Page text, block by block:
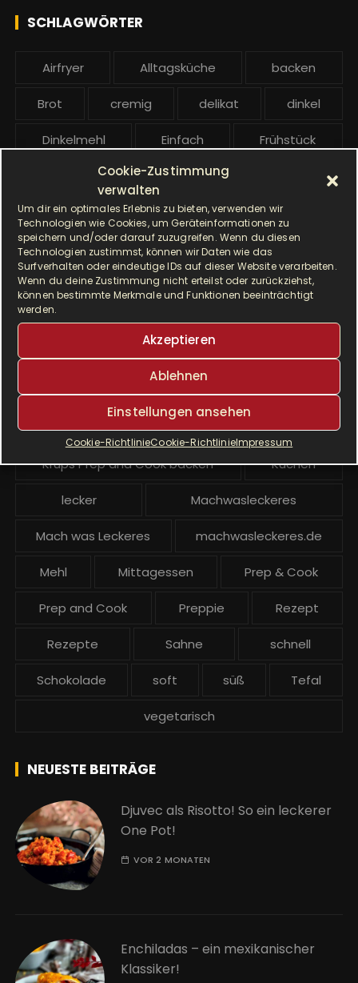
Cookie-Zustimmung
verwalten
Um dir ein optimales Erlebnis zu bieten, verwenden wir
Technologien wie Cookies, um Geräteinformationen zu
speichern und/oder darauf zuzugreifen. Wenn du diesen
Technologien zustimmst, können wir Daten wie das
Surfverhalten oder eindeutige IDs auf dieser Website verarbeiten.
Wenn du deine Zustimmung nicht erteilst oder zurückziehst,
können bestimmte Merkmale und Funktionen beeinträchtigt
werden.
Akzeptieren
Ablehnen
Einstellungen ansehen
Cookie-RichtlinieCookie-RichtlinieImpressum
:
e SCHLAGWÖRTER
Airfryer Alltagsküche backen
Brot cremig delikat dinkel
Dinkelmehl Einfach Frühstück
gesund
Hauptgericht Hefe Hefeteig
HP5031 HP 5031
I Prep & Cook Gourmet kochen
Krups Krups Master Perfect Gourmet
Krups Prep & Cook
Krups Prep & Cook Rezepte
Krups Prep and Cook
Krups Prep and Cook backen Kuchen
lecker Machwasleckeres
Mach was Leckeres machwasleckeres.de
Mehl Mittagessen Prep & Cook
Prep and Cook Preppie Rezept
Rezepte Sahne schnell
Schokolade soft süß Tefal
vegetarisch
NEUESTE BEITRÄGE
Djuvec als Risotto! So ein leckerer
One Pot!
VOR 2 MONATEN
Enchiladas – ein mexikanischer
Klassiker!